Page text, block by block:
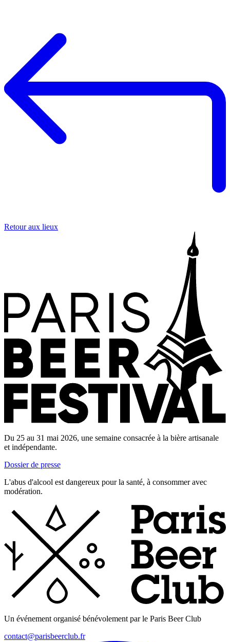
Retour aux lieux
Du 25 au 31 mai 2026, une semaine consacrée à la bière artisanale
et indépendante.
Dossier de presse
L'abus d'alcool est dangereux pour la santé, à consommer avec
modération.
Un événement organisé bénévolement par le Paris Beer Club
contact@parisbeerclub.fr